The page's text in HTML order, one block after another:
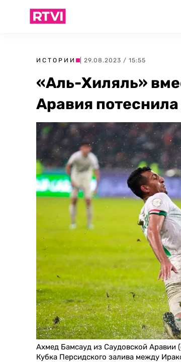
ИСТОРИИ | 29.08.2023 / 15:55
«Аль-Хиляль»
Аравия
Ахмед Бамсауд из Саудовской Аравии
Кубка Персидского залива между